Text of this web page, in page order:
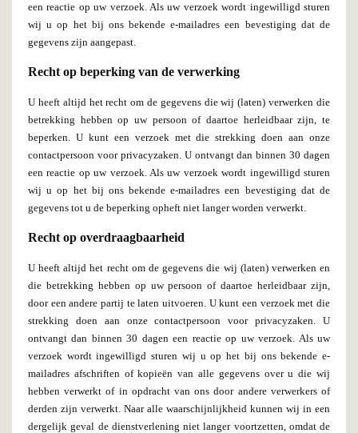
een reactie op uw verzoek. Als uw verzoek wordt ingewilligd sturen
wij u op het bij ons bekende e-mailadres een bevestiging dat de
gegevens zijn aangepast.
Recht op beperking van de verwerking
U heeft altijd het recht om de gegevens die wij (laten) verwerken die
betrekking hebben op uw persoon of daartoe herleidbaar zijn, te
beperken. U kunt een verzoek met die strekking doen aan onze
contactpersoon voor privacyzaken. U ontvangt dan binnen 30 dagen
een reactie op uw verzoek. Als uw verzoek wordt ingewilligd sturen
wij u op het bij ons bekende e-mailadres een bevestiging dat de
gegevens tot u de beperking opheft niet langer worden verwerkt.
Recht op overdraagbaarheid
U heeft altijd het recht om de gegevens die wij (laten) verwerken en
die betrekking hebben op uw persoon of daartoe herleidbaar zijn,
door een andere partij te laten uitvoeren. U kunt een verzoek met die
strekking doen aan onze contactpersoon voor privacyzaken. U
ontvangt dan binnen 30 dagen een reactie op uw verzoek. Als uw
verzoek wordt ingewilligd sturen wij u op het bij ons bekende e-
mailadres afschriften of kopieën van alle gegevens over u die wij
hebben verwerkt of in opdracht van ons door andere verwerkers of
derden zijn verwerkt. Naar alle waarschijnlijkheid kunnen wij in een
dergelijk geval de dienstverlening niet langer voortzetten, omdat de